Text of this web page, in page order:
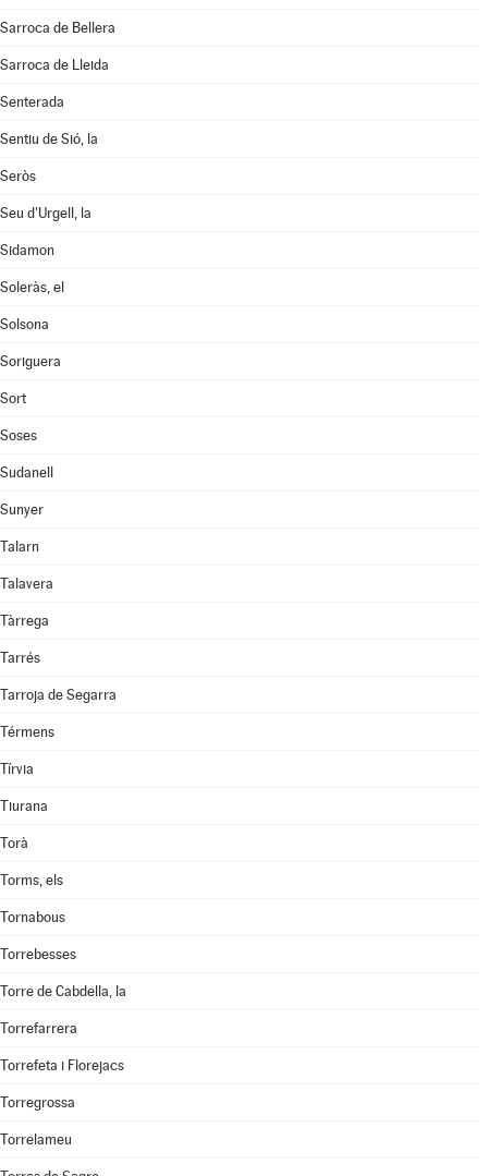
Sarroca de Bellera
Sarroca de Lleida
Senterada
Sentiu de Sió, la
Seròs
Seu d'Urgell, la
Sidamon
Soleràs, el
Solsona
Soriguera
Sort
Soses
Sudanell
Sunyer
Talarn
Talavera
Tàrrega
Tarrés
Tarroja de Segarra
Térmens
Tírvia
Tiurana
Torà
Torms, els
Tornabous
Torrebesses
Torre de Cabdella, la
Torrefarrera
Torrefeta i Florejacs
Torregrossa
Torrelameu